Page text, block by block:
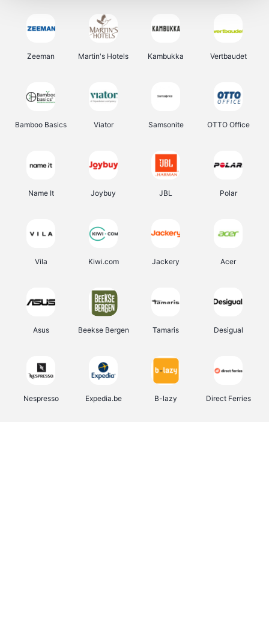
Zeeman Martin's Hotels Kambukka Vertbaudet
Bamboo Basics Viator Samsonite OTTO Office
Name It Joybuy JBL Polar
Vila Kiwi.com Jackery Acer
Asus Beekse Bergen Tamaris Desigual
Nespresso Expedia.be B-lazy Direct Ferries